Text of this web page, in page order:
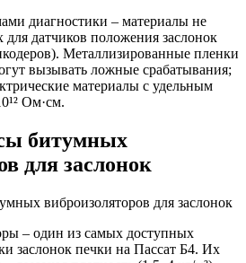
диагностики – материалы не
датчиков положения заслонок
Металлизированные пленки
вызывать ложные срабатывания;
материалы с удельным
Ом·см.
битумных
для заслонок
– один из самых доступных
заслонок печки на Пассат Б4. Их